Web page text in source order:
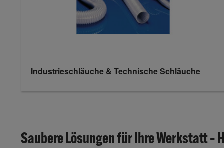
Industrieschläuche & Technische Schläuche
Saubere Lösungen für Ihre Werkstatt –